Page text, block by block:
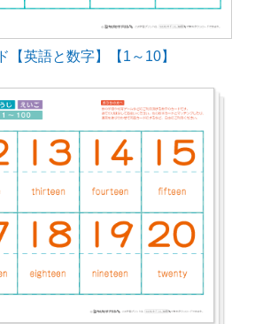
【英語と数字】【1～10】